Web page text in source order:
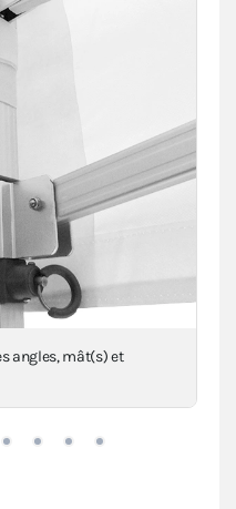
angles, mât(s) et